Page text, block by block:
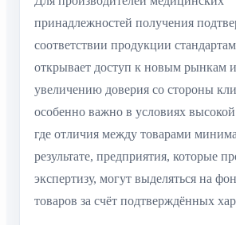
принадлежностей получения
соответствии продукции стандартам
открывает доступ к новым рынкам и
увеличению доверия со стороны
особенно важно в условиях
где отличия между товарами
результате, предприятия, которые
экспертизу, могут выделяться на
товаров за счёт подтверждённых